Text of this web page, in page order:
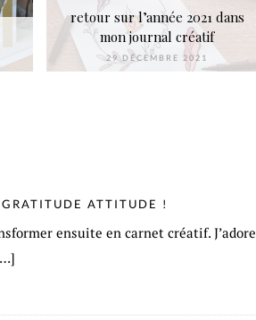
retour sur l’année 2021 dans
mon journal créatif
29 DÉCEMBRE 2021
ATTITUDE !
ensuite en carnet créatif. J’adore